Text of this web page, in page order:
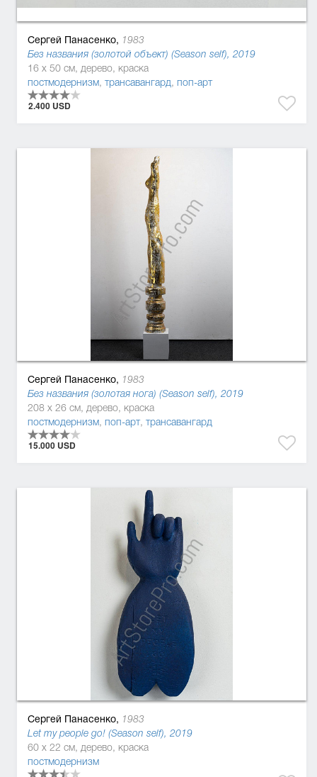
Сергей Панасенко, 1983
Без названия (золотой объект) (Season self), 2019
16 x 50 см, дерево, краска
постмодернизм, трансавангард, поп-арт
2.400 USD
Сергей Панасенко, 1983
Без названия (золотая нога) (Season self), 2019
208 x 26 см, дерево, краска
постмодернизм, поп-арт, трансавангард
15.000 USD
Сергей Панасенко, 1983
Let my people go! (Season self), 2019
60 x 22 см, дерево, краска
постмодернизм